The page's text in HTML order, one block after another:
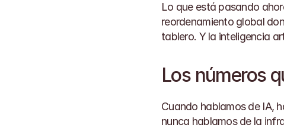
Lo que está pasando
reordenamiento global
tablero. Y la inteligencia
Los números
Cuando hablamos de IA,
nunca hablamos de la